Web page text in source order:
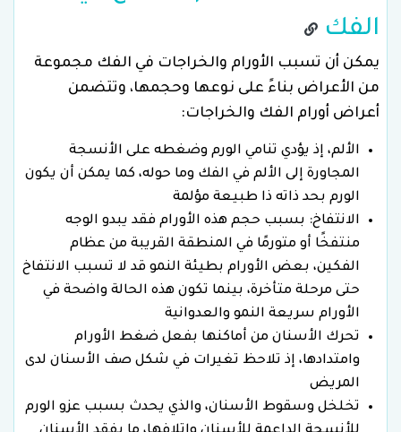
الفك
يمكن أن تسبب الأورام والخراجات في الفك مجموعة
من الأعراض بناءً على نوعها وحجمها، وتتضمن
أعراض أورام الفك والخراجات:
الألم، إذ يؤدي تنامي الورم وضغطه على الأنسجة
المجاورة إلى الألم في الفك وما حوله، كما يمكن أن يكون
الورم بحد ذاته ذا طبيعة مؤلمة
الانتفاخ: بسبب حجم هذه الأورام فقد يبدو الوجه
منتفخًا أو متورمًا في المنطقة القريبة من عظام
الفكين، بعض الأورام بطيئة النمو قد لا تسبب الانتفاخ
حتى مرحلة متأخرة، بينما تكون هذه الحالة واضحة في
الأورام سريعة النمو والعدوانية
تحرك الأسنان من أماكنها بفعل ضغط الأورام
وامتدادها، إذ تلاحظ تغيرات في شكل صف الأسنان لدى
المريض
تخلخل وسقوط الأسنان، والذي يحدث بسبب عزو الورم